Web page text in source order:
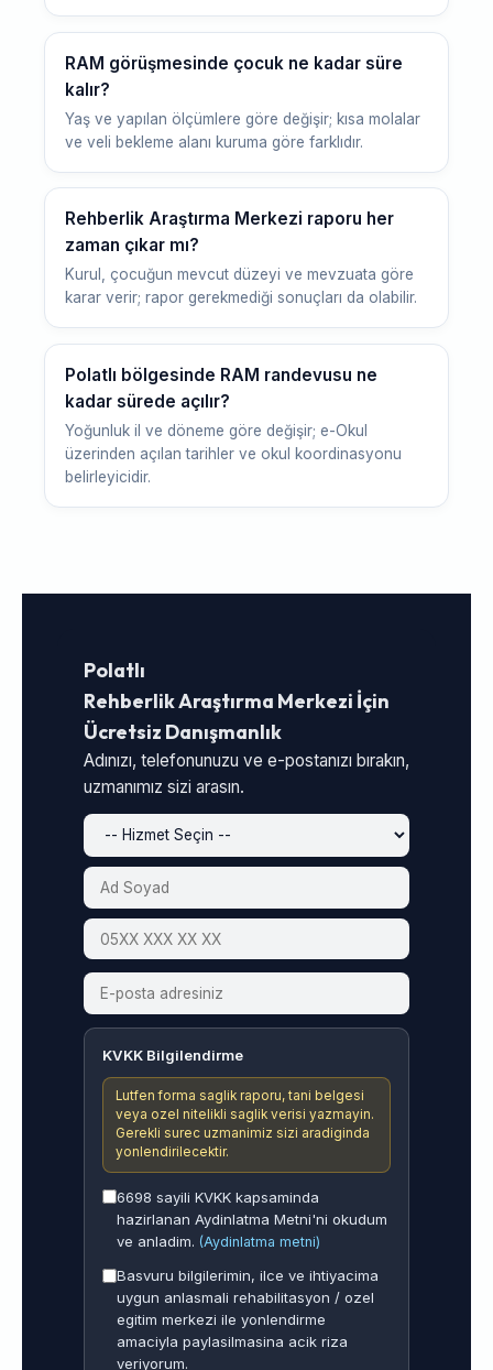
RAM görüşmesinde çocuk ne kadar süre
kalır?
Yaş ve yapılan ölçümlere göre değişir; kısa molalar
ve veli bekleme alanı kuruma göre farklıdır.
Rehberlik Araştırma Merkezi raporu her
zaman çıkar mı?
Kurul, çocuğun mevcut düzeyi ve mevzuata göre
karar verir; rapor gerekmediği sonuçları da olabilir.
Polatlı bölgesinde RAM randevusu ne
kadar sürede açılır?
Yoğunluk il ve döneme göre değişir; e-Okul
üzerinden açılan tarihler ve okul koordinasyonu
belirleyicidir.
Polatlı
Rehberlik Araştırma Merkezi İçin
Ücretsiz Danışmanlık
Adınızı, telefonunuzu ve e-postanızı bırakın,
uzmanımız sizi arasın.
KVKK Bilgilendirme
Lutfen forma saglik raporu, tani belgesi
veya ozel nitelikli saglik verisi yazmayin.
Gerekli surec uzmanimiz sizi aradiginda
yonlendirilecektir.
6698 sayili KVKK kapsaminda
hazirlanan Aydinlatma Metni'ni okudum
ve anladim. (Aydinlatma metni)
Basvuru bilgilerimin, ilce ve ihtiyacima
uygun anlasmali rehabilitasyon / ozel
egitim merkezi ile yonlendirme
amaciyla paylasilmasina acik riza
veriyorum.